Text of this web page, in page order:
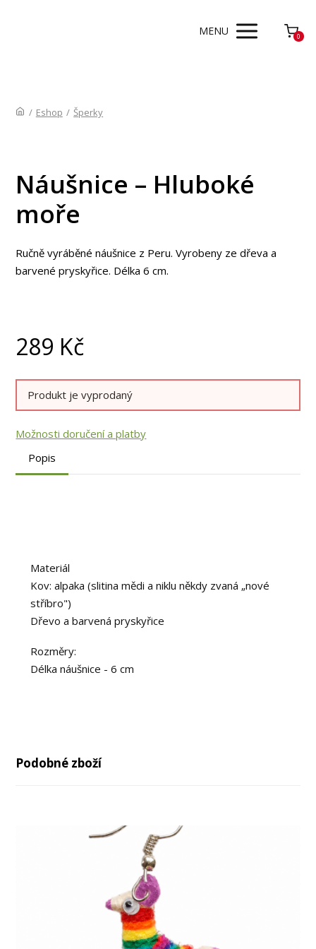
MENU 0
/ Eshop / Šperky
Náušnice – Hluboké
moře
Ručně vyráběné náušnice z Peru. Vyrobeny ze dřeva a
barvené pryskyřice. Délka 6 cm.
289 Kč
Produkt je vyprodaný
Možnosti doručení a platby
Popis
Materiál
Kov: alpaka (slitina mědi a niklu někdy zvaná „nové
stříbro")
Dřevo a barvená pryskyřice
Rozměry:
Délka náušnice - 6 cm
Podobné zboží